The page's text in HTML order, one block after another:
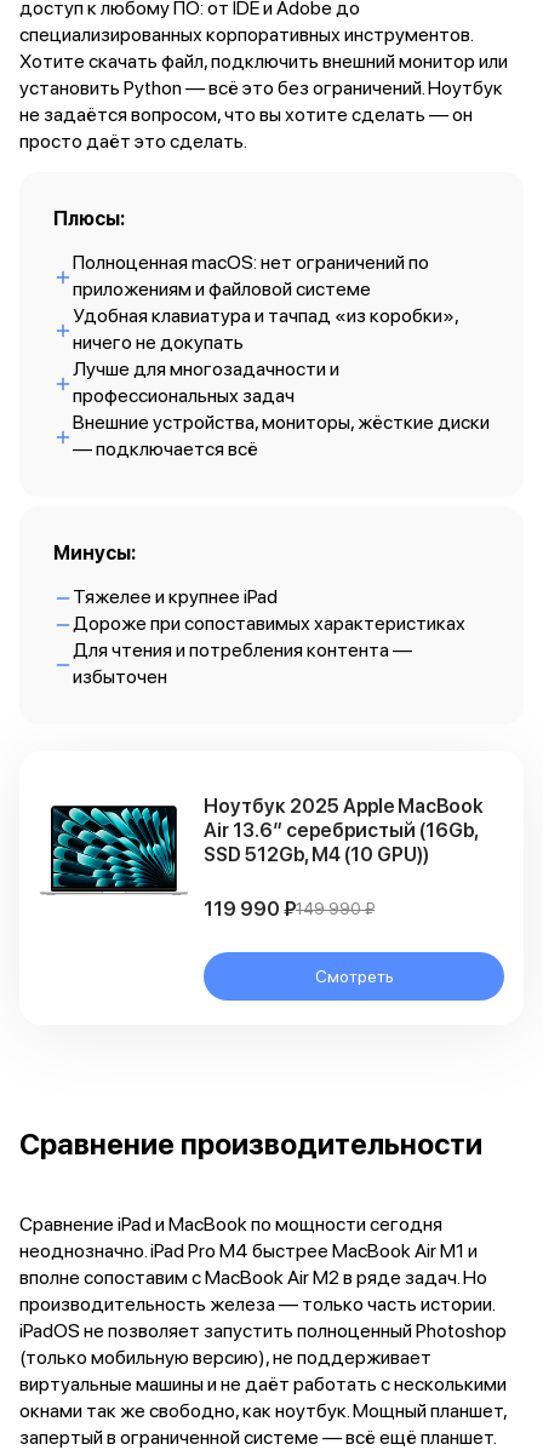
Баннер доставка
AirPods
AirPods Pro 3
AirPods 4
AirPods Max
AirPods Max 2
Кабели
Чехлы для AirPods4/4 ANC
Чехлы для AirPods Pro
Чехлы для AirPods Pro 2
Чехлы для AirPods Pro 3
Баннер пвз
Баннер сплит
Apple Watch Ultra 2 (2024)
Apple Watch SE 3
Apple Watch SE (2024)
Аксессуары для Watch
Баннер ПВЗ
Баннер гарантия
Баннер доставка
Аксессуары
Периферия
Стилусы
Карты памяти и флэш-накопители
Внешние аккумуляторы
Акустические системы
Защитные стекла
Ремешки для часов
Сумки и рюкзаки
Поисковые трекеры
доступ к любому ПО: от IDE и Adobe до
специализированных корпоративных инструментов.
Хотите скачать файл, подключить внешний монитор или
установить Python — всё это без ограничений. Ноутбук
не задаётся вопросом, что вы хотите сделать — он
просто даёт это сделать.
Плюсы:
Полноценная macOS: нет ограничений по
приложениям и файловой системе
Удобная клавиатура и тачпад «из коробки»,
ничего не докупать
Лучше для многозадачности и
профессиональных задач
Внешние устройства, мониторы, жёсткие диски
— подключается всё
Минусы:
Тяжелее и крупнее iPad
Дороже при сопоставимых характеристиках
Для чтения и потребления контента —
избыточен
Ноутбук 2025 Apple MacBook
Air 13.6″ серебристый (16Gb,
SSD 512Gb, M4 (10 GPU))
149 990 ₽
119 990 ₽
Смотреть
Сравнение производительности
Сравнение iPad и MacBook по мощности сегодня
неоднозначно. iPad Pro M4 быстрее MacBook Air M1 и
вполне сопоставим с MacBook Air M2 в ряде задач. Но
производительность железа — только часть истории.
iPadOS не позволяет запустить полноценный Photoshop
(только мобильную версию), не поддерживает
виртуальные машины и не даёт работать с несколькими
окнами так же свободно, как ноутбук. Мощный планшет,
запертый в ограниченной системе — всё ещё планшет.